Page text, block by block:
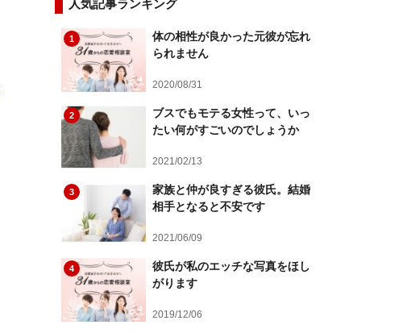
人気記事ランキング
1
体の相性が良かった元彼が忘れ
られません
2020/08/31
2
ブスでもモテる女性って、いっ
たい何がすごいのでしょうか
2021/02/13
3
家族と仲が良すぎる彼氏。結婚
相手となると不安です
2021/06/09
4
彼氏が私のエッチな写真をほし
がります
2019/12/06